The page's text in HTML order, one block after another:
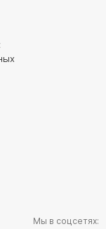
Мы в соцсетях: